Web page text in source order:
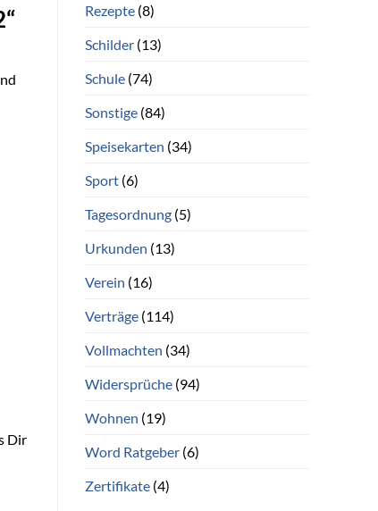
Dir
Rezepte(8)
Schilder(13)
Schule(74)
Sonstige(84)
Speisekarten (34)
Sport(6)
Tagesordnung(5)
Urkunden (13)
Verein (16)
Verträge(114)
Vollmachten (34)
Widersprüche(94)
Wohnen (19)
Word Ratgeber(6)
Zertifikate(4)